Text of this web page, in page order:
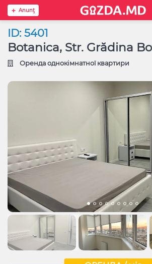
Anunţ
ID: 5401
Botanica, Str. Grădina
Оренда однокімнатної квартири